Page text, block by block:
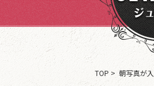
TOP > 朝写真が入